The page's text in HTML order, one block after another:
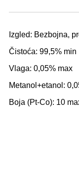
Izgled: Bezbojna,
Čistoća: 99,5% min
Vlaga: 0,05% max
Metanol+etanol:
Boja (Pt-Co): 10